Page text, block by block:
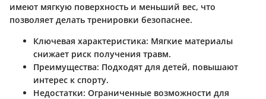
имеют мягкую поверхность и меньший вес, что
позволяет делать тренировки безопаснее.
Ключевая характеристика: Мягкие материалы
снижает риск получения травм.
Преимущества: Подходят для детей, повышают
интерес к спорту.
Недостатки: Ограниченные возможности для